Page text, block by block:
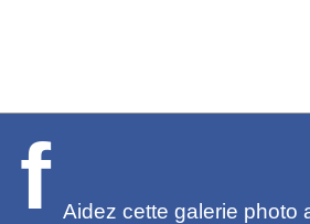
f Aidez cette galerie photo